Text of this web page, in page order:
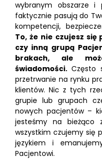
wybranym obszarze i
faktycznie pasują do
kompetencji,
To, że nie czujesz
czy inną grupą
brakach, ale
świadomości. Często
przetrwanie na rynku
klientów. Nic z tych
grupie lub grupach
nowych pacjentów –
jesteśmy na bieżąco
wszystkim czujemy się
językiem i
Pacjentowi.